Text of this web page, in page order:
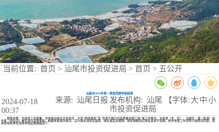
当前位置: 首页 > 汕尾市投资促进局 > 首页 > 五公开
汕尾市2024年第一季度亮牌考核结果
2024-07-18
00:37
来源: 汕尾日报 发布机构: 汕尾
市投资促进局
【字体: 大 中小
按照市委、市政府工作部署，市考核办结合全市经济、平安“两张报表”及“百县千镇万村高质量发展工程”等工作情况，对各县（市、区）、功能区、镇（街道）和
市直（含驻汕）单位进行亮牌考核。根据考核得分情况，实行排名领先亮蓝牌、排名靠后亮黄牌、排名倒数亮红牌及其余不亮牌。经市考核工作领导小组研究同意，现
将各地各单位亮牌考核结果通报如下：